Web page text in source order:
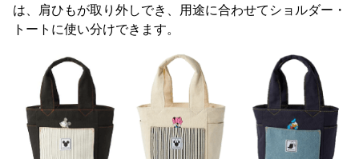
は、肩ひもが取り外しでき、用途に合わせてショルダー・
トートに使い分けできます。